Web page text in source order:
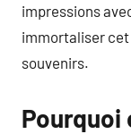
impressions
immortaliser
souvenirs.
Pourquoi